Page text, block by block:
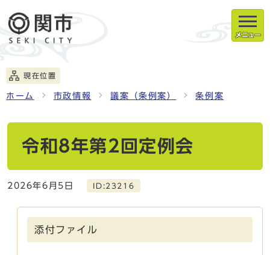
メニュー
現在位置
ホーム 市政情報 議案（条例案） 条例案
令和8年第2回定例会
2026年6月5日 ID:23216
添付ファイル